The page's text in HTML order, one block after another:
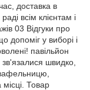
доставка в
всім клієнтам і
03 Відгуки про
допоміг у виборі і
павільйон
зв'язалися швидко,
Товар